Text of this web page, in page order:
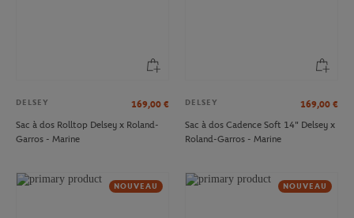
DELSEY 169,00 €
Sac à dos Rolltop Delsey x Roland-
Garros - Marine
DELSEY 169,00 €
Sac à dos Cadence Soft 14" Delsey x
Roland-Garros - Marine
NOUVEAU NOUVEAU